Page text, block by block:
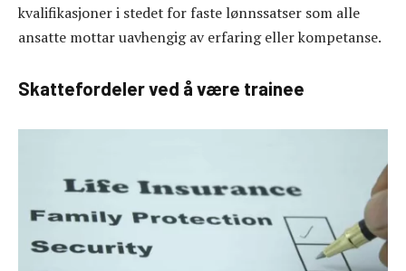
kvalifikasjoner i stedet for faste lønnssatser som alle
ansatte mottar uavhengig av erfaring eller kompetanse.
Skattefordeler ved å være trainee